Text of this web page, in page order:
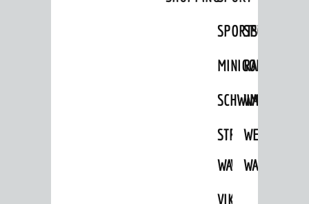
SPORTSTÄTTEN
MINIGOLFRADFAHREN
SCHWIMMEN
STRANDBAD
WAIDSEE
TSG
VIKTOR-
WANDERN
WEINHEIMER